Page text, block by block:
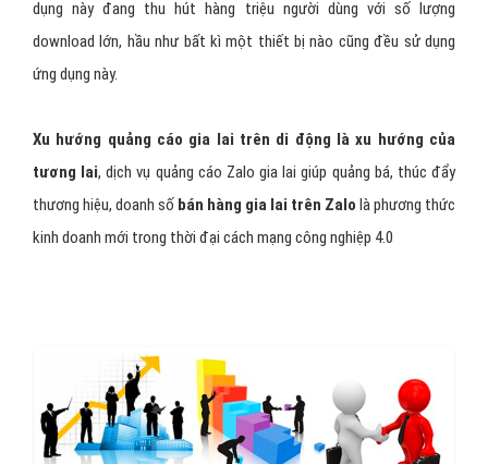
dụng này đang thu hút hàng triệu người dùng với số lượng
download lớn, hầu như bất kì một thiết bị nào cũng đều sử dụng
ứng dụng này.
Xu hướng quảng cáo gia lai trên di động là xu hướng của
tương lai, dịch vụ quảng cáo Zalo gia lai giúp quảng bá, thúc đẩy
thương hiệu, doanh số bán hàng gia lai trên Zalo là phương thức
kinh doanh mới trong thời đại cách mạng công nghiệp 4.0